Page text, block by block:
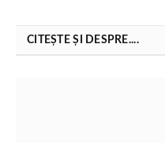
CITEȘTE ȘI DESPRE....